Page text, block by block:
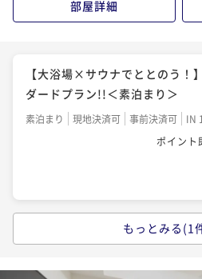
朝食付き 現地決済可 事前決済可
ポイント
部屋詳細
【大浴場×サウナでととのう！
ダードプラン!!＜素泊まり＞
素泊まり 現地決済可 事前決済可
IN
ポイント
【大浴場×サウナでととのう！
もっとみる(1